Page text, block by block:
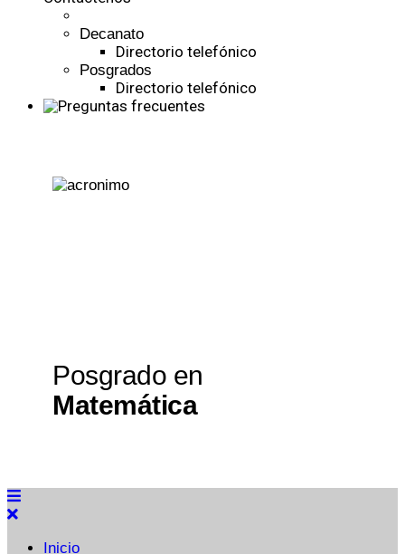
Decanato
Directorio telefónico
Posgrados
Directorio telefónico
Posgrado en
Matemática
Inicio